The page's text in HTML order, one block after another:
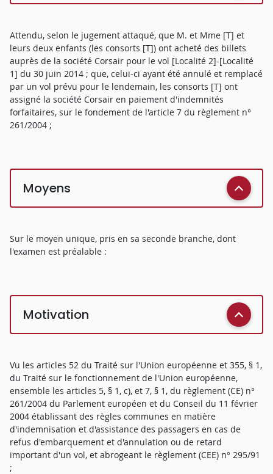
Attendu, selon le jugement attaqué, que M. et Mme [T] et
leurs deux enfants (les consorts [T]) ont acheté des billets
auprès de la société Corsair pour le vol [Localité 2]-[Localité
1] du 30 juin 2014 ; que, celui-ci ayant été annulé et remplacé
par un vol prévu pour le lendemain, les consorts [T] ont
assigné la société Corsair en paiement d'indemnités
forfaitaires, sur le fondement de l'article 7 du règlement n°
261/2004 ;
Moyens
Sur le moyen unique, pris en sa seconde branche, dont
l'examen est préalable :
Motivation
Vu les articles 52 du Traité sur l'Union européenne et 355, § 1,
du Traité sur le fonctionnement de l'Union européenne,
ensemble les articles 5, § 1, c), et 7, § 1, du règlement (CE) n°
261/2004 du Parlement européen et du Conseil du 11 février
2004 établissant des règles communes en matière
d'indemnisation et d'assistance des passagers en cas de
refus d'embarquement et d'annulation ou de retard
important d'un vol, et abrogeant le règlement (CEE) n° 295/91
;